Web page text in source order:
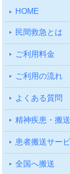
HOME
⺠間救急とは
ご利⽤料⾦
ご利⽤の流れ
よくある質問
精神疾患・搬
患者搬送サー
全国へ搬送